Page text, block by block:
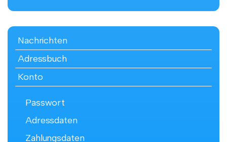
Nachrichten
Adressbuch
Konto
Passwort
Adressdaten
Zahlungsdaten